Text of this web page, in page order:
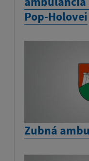
Pop-Holovei
Zubná